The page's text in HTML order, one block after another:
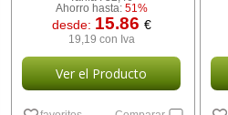
Ahorro hasta: 51%
desde: 15.86 €
19,19 con Iva
Ver el Producto